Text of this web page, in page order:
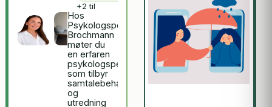
+2 til
Hos
Psykologspesialist
Brochmann
møter du
en erfaren
psykologspesialist
som tilbyr
samtalebehandling
og
utredning